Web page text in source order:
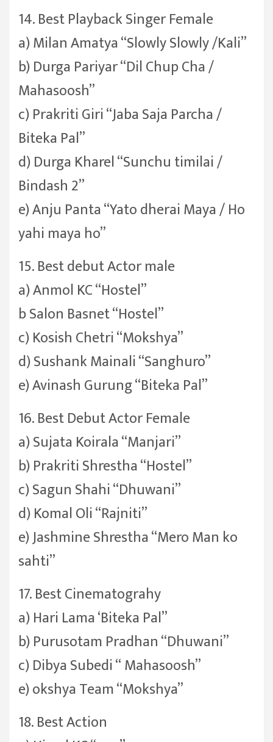
14. Best Playback Singer Female
a) Milan Amatya “Slowly Slowly /Kali”
b) Durga Pariyar “Dil Chup Cha /
Mahasoosh”
c) Prakriti Giri “Jaba Saja Parcha /
Biteka Pal”
d) Durga Kharel “Sunchu timilai /
Bindash 2”
e) Anju Panta “Yato dherai Maya / Ho
yahi maya ho”
15. Best debut Actor male
a) Anmol KC “Hostel”
b Salon Basnet “Hostel”
c) Kosish Chetri “Mokshya”
d) Sushank Mainali “Sanghuro”
e) Avinash Gurung “Biteka Pal”
16. Best Debut Actor Female
a) Sujata Koirala “Manjari”
b) Prakriti Shrestha “Hostel”
c) Sagun Shahi “Dhuwani”
d) Komal Oli “Rajniti”
e) Jashmine Shrestha “Mero Man ko
sahti”
17. Best Cinematograhy
a) Hari Lama ‘Biteka Pal”
b) Purusotam Pradhan “Dhuwani”
c) Dibya Subedi “ Mahasoosh”
e) okshya Team “Mokshya”
18. Best Action